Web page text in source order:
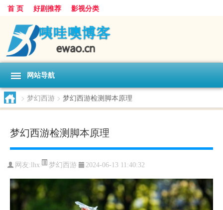
首 页 好剧推荐 影视分类
网站导航
> 梦幻西游 > 梦幻西游检测脚本原理
梦幻西游检测脚本原理
网友: lhx 梦幻西游 2024-06-13 11:40:32